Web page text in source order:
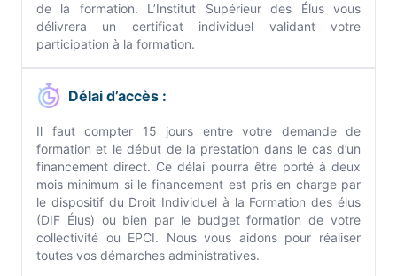
de la formation. L’Institut Supérieur des Élus vous
délivrera un certificat individuel validant votre
participation à la formation.
Délai d’accès :
Il faut compter 15 jours entre votre demande de
formation et le début de la prestation dans le cas d’un
financement direct. Ce délai pourra être porté à deux
mois minimum si le financement est pris en charge par
le dispositif du Droit Individuel à la Formation des élus
(DIF Élus) ou bien par le budget formation de votre
collectivité ou EPCI. Nous vous aidons pour réaliser
toutes vos démarches administratives.